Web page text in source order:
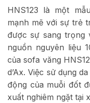
HNS123 là một mẫu
mạnh mẽ với sự trẻ
được sự sang trọng
nguồn nguyên liệu
của sofa văng
d’Ax. Việc sử dụng
động của muỗi đốt
xuất nghiêm ngặt tại